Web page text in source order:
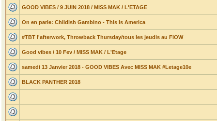
GOOD VIBES / 9 JUIN 2018 / MISS MAK / L'ETAGE
On en parle: Childish Gambino - This Is America
#TBT l'afterwork, Throwback Thursday/tous les jeudis au FlOW
Good vibes / 10 Fev / MISS MAK / L'Etage
samedi 13 Janvier 2018 - GOOD VIBES Avec MISS MAK #Letage10e
BLACK PANTHER 2018